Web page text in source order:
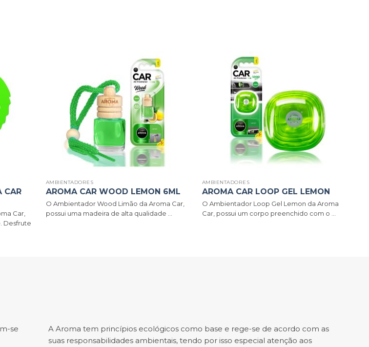
CAR
Car,
Desfrute
AMBIENTADORES
AROMA CAR WOOD LEMON 6ML
O Ambientador Wood Limão da Aroma Car,
possui uma madeira de alta qualidade ...
AMBIENTADORES
AROMA CAR LOOP GEL LEMON
O Ambientador Loop Gel Lemon da Aroma
Car, possui um corpo preenchido com o ...
se
A Aroma tem princípios ecológicos como base e rege-se de acordo com as
suas responsabilidades ambientais, tendo por isso especial atenção aos